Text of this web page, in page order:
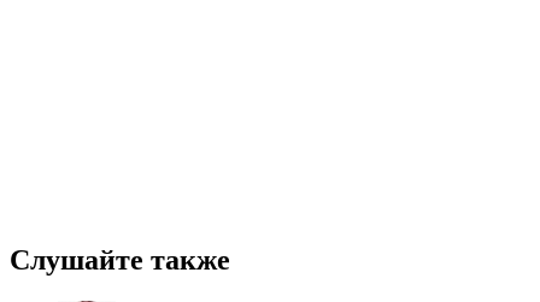
Слушайте также